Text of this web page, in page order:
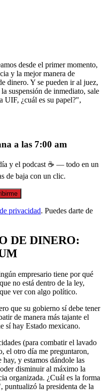
desde el primer momento,
y la mejor manera de
dinero. Y se pueden ir al juez,
suspensión de inmediato, sale
UIF, ¿cuál es su papel?",
a las 7:00 am
y el podcast ☕ — todo en un
de baja con un clic.
privacidad. Puedes darte de
DE DINERO:
empresario tiene por qué
no está dentro de la ley,
ver con algo político.
que su gobierno sí debe tener
de manera más tajante el
sí hay Estado mexicano.
(para combatir el lavado
el otro día me preguntaron,
y estamos dándole las
disminuir al máximo la
organizada. ¿Cuál es la forma
puntualizó la presidenta de la